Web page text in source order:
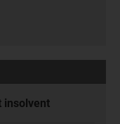
insolvent